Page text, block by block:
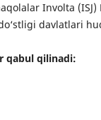
Involta (ISJ)
davlatlari
qabul qilinadi: